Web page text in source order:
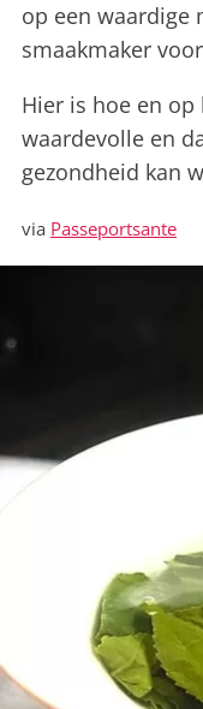
op een waardige
smaakmaker
Hier is hoe en
waardevolle en
gezondheid kan
via Passeportsante